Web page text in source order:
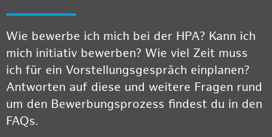
Wie bewerbe ich mich bei der HPA? Kann ich
mich initiativ bewerben? Wie viel Zeit muss
ich für ein Vorstellungsgespräch einplanen?
Antworten auf diese und weitere Fragen rund
um den Bewerbungsprozess findest du in den
FAQs.